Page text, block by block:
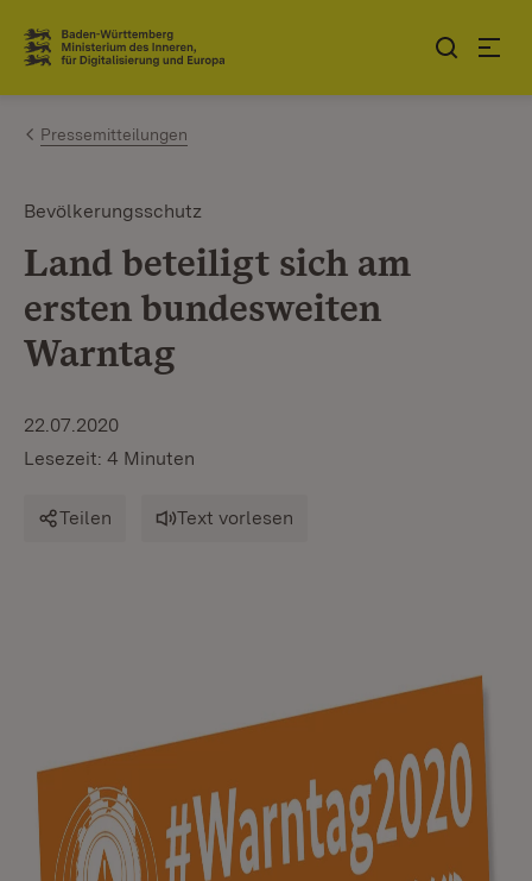
Zum Inhalt springen
Link zur Startseite
Pressemitteilungen
Bevölkerungsschutz
Land beteiligt sich am
ersten bundesweiten
Warntag
22.07.2020
Lesezeit: 4 Minuten
Teilen Text vorlesen